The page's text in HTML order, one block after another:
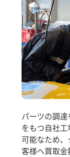
パーツの調
をもつ自社
可能なため
客様へ買取金